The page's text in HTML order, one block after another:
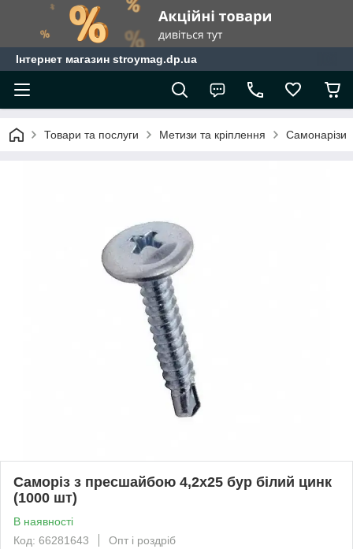
Інтернет магазин stroymag.dp.ua
Товари та послуги Метизи та кріплення Самонарізи
Саморіз з пресшайбою 4,2х25 бур білий цинк
(1000 шт)
В наявності
Код: 66281643
Опт і роздріб